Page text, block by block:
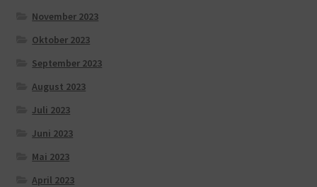
November 2023
Oktober 2023
September 2023
August 2023
Juli 2023
Juni 2023
Mai 2023
April 2023